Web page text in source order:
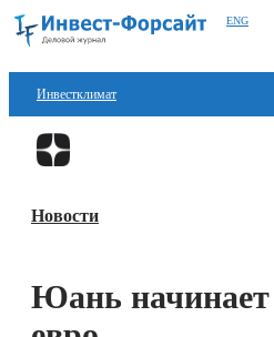
ENG
Инвестклимат
Финансы
Блокчейн
Новости
Юань начинает